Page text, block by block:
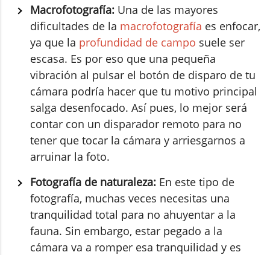
Macrofotografía: Una de las mayores
dificultades de la macrofotografía es enfocar,
ya que la profundidad de campo suele ser
escasa. Es por eso que una pequeña
vibración al pulsar el botón de disparo de tu
cámara podría hacer que tu motivo principal
salga desenfocado. Así pues, lo mejor será
contar con un disparador remoto para no
tener que tocar la cámara y arriesgarnos a
arruinar la foto.
Fotografía de naturaleza: En este tipo de
fotografía, muchas veces necesitas una
tranquilidad total para no ahuyentar a la
fauna. Sin embargo, estar pegado a la
cámara va a romper esa tranquilidad y es